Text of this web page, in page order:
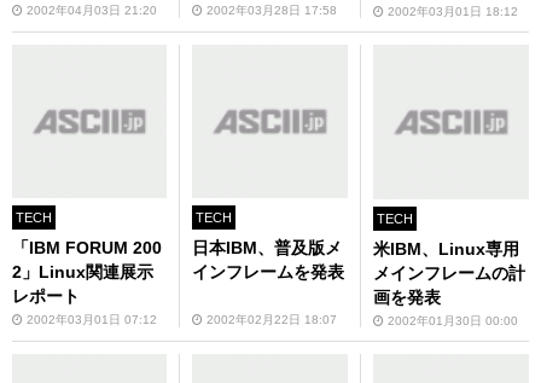
2002年04月03日 21:20 2002年03月28日 17:58 2002年03月01日 18:12
TECH
「IBM FORUM 200
2」Linux関連展示
レポート
2002年03月01日 07:12
TECH
日本IBM、普及版メ
インフレームを発表
2002年02月22日 18:07
TECH
米IBM、Linux専用
メインフレームの計
画を発表
2002年01月30日 00:00